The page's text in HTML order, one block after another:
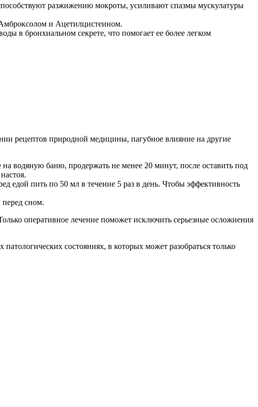
разжижению мокроты, усиливают спазмы мускулатуры
и Ацетилцистеином.
в бронхиальном секрете, что помогает ее более легком
рецептов природной медицины, пагубное влияние на другие
водяную баню, продержать не менее 20 минут, после оставить под
едой пить по 50 мл в течение 5 раз в день. Чтобы эффективность
перед сном.
оперативное лечение поможет исключить серьезные осложнения
состояниях, в которых может разобраться только